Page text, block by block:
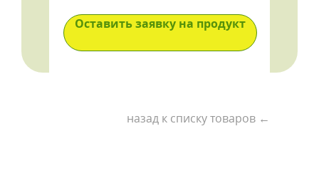
Оставить заявку на продукт
назад к списку товаров ←